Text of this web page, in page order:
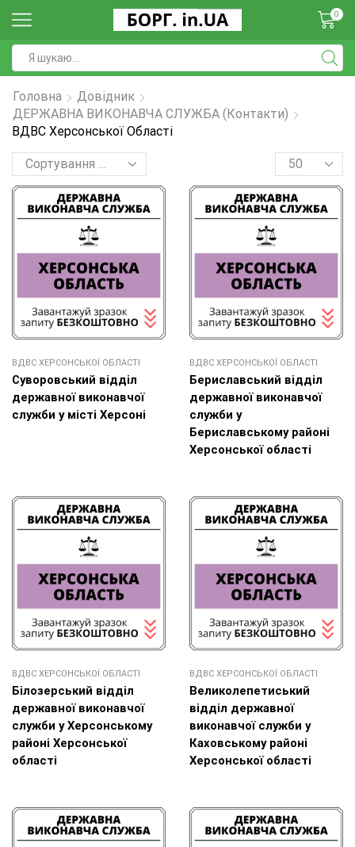
0
Головна
Довідник
ДЕРЖАВНА ВИКОНАВЧА СЛУЖБА (контакти)
ВДВС Херсонської Області
ВДВС ХЕРСОНСЬКОЇ ОБЛАСТІ
Cуворовський відділ
державної виконавчої
служби у місті Херсоні
ВДВС ХЕРСОНСЬКОЇ ОБЛАСТІ
Бериславський відділ
державної виконавчої
служби у
Бериславському районі
Херсонської області
ВДВС ХЕРСОНСЬКОЇ ОБЛАСТІ
Білозерський відділ
державної виконавчої
служби у Херсонському
районі Херсонської
області
ВДВС ХЕРСОНСЬКОЇ ОБЛАСТІ
Великолепетиський
відділ державної
виконавчої служби у
Каховському районі
Херсонської області